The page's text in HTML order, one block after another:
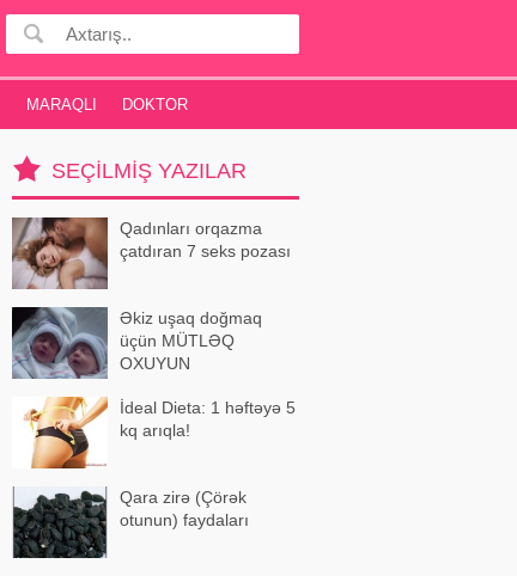
MARAQLI DOKTOR
SEÇILMIŞ YAZILAR
Qadınları orqazma
çatdıran 7 seks pozası
Əkiz uşaq doğmaq
üçün MÜTLƏQ
OXUYUN
İdeal Dieta: 1 həftəyə 5
kq arıqla!
Qara zirə (Çörək
otunun) faydaları